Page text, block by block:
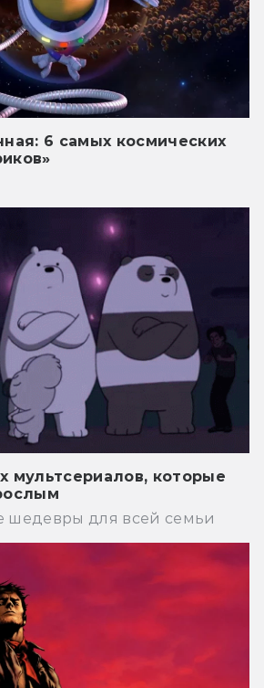
6 самых космических
мультсериалов, которые
шедевры для всей семьи